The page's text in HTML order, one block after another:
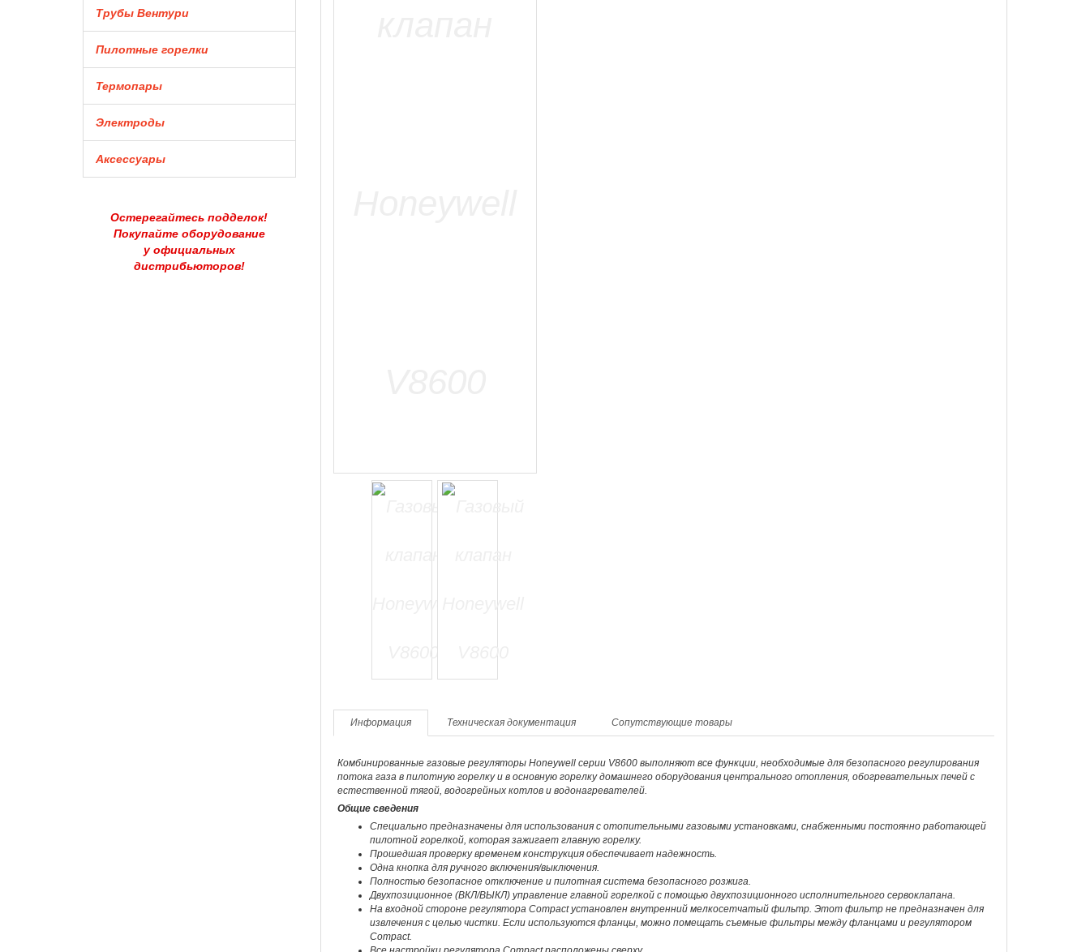
Трубы Вентури
Пилотные горелки
Термопары
Электроды
Аксессуары
Остерегайтесь подделок!
Покупайте оборудование
у официальных
дистрибьюторов!
Информация Техническая документация Сопутствующие товары
Комбинированные газовые регуляторы Honeywell серии V8600 выполняют все функции, необходимые для безопасного регулирования
потока газа в пилотную горелку и в основную горелку домашнего оборудования центрального отопления, обогревательных печей с
естественной тягой, водогрейных котлов и водонагревателей.
Общие сведения
Специально предназначены для использования с отопительными газовыми установками, снабженными постоянно работающей
пилотной горелкой, которая зажигает главную горелку.
Прошедшая проверку временем конструкция обеспечивает надежность.
Одна кнопка для ручного включения/выключения.
Полностью безопасное отключение и пилотная система безопасного розжига.
Двухпозиционное (ВКЛ/ВЫКЛ) управление главной горелкой с помощью двухпозиционного исполнительного сервоклапана.
На входной стороне регулятора Compact установлен внутренний мелкосетчатый фильтр. Этот фильтр не предназначен для
извлечения с целью чистки. Если используются фланцы, можно помещать съемные фильтры между фланцами и регулятором
Compact.